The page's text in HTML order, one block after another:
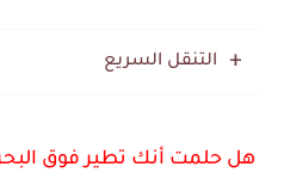
التنقل السريع
هل حلمت أنك تطير فوق